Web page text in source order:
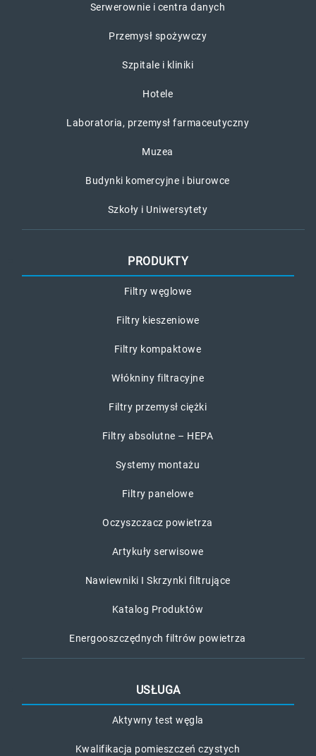
Serwerownie i centra danych
Przemysł spożywczy
Szpitale i kliniki
Hotele
Laboratoria, przemysł farmaceutyczny
Muzea
Budynki komercyjne i biurowce
Szkoły i Uniwersytety
PRODUKTY
Filtry węglowe
Filtry kieszeniowe
Filtry kompaktowe
Włókniny filtracyjne
Filtry przemysł ciężki
Filtry absolutne – HEPA
Systemy montażu
Filtry panelowe
Oczyszczacz powietrza
Artykuły serwisowe
Nawiewniki I Skrzynki filtrujące
Katalog Produktów
Energooszczędnych filtrów powietrza
USŁUGA
Aktywny test węgla
Kwalifikacja pomieszczeń czystych